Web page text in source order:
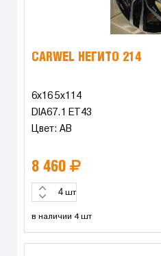
CARWEL НЕГИТО 214
6x16 5x114
DIA67.1 ET43
Цвет: AB
8 460
шт
в наличии 4 шт